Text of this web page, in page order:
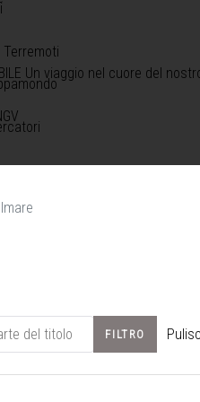
Un viaggio nel cuore del
del titolo FILTRO